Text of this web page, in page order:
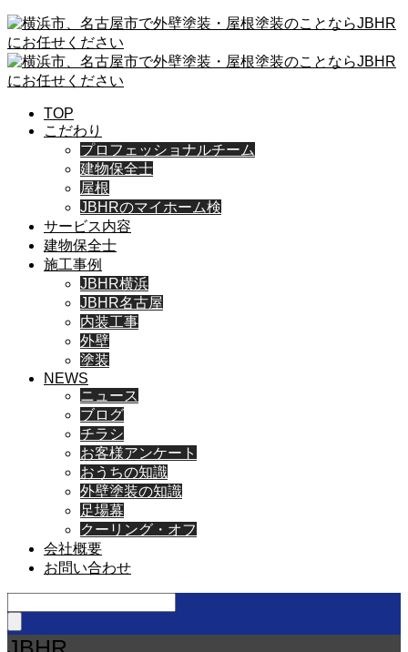
TOP
こだわり
プロフェッショナルチーム
建物保全士
屋根
JBHRのマイホーム検
サービス内容
建物保全士
施工事例
JBHR横浜
JBHR名古屋
内装工事
外壁
塗装
NEWS
ニュース
ブログ
チラシ
お客様アンケート
おうちの知識
外壁塗装の知識
足場幕
クーリング・オフ
会社概要
お問い合わせ